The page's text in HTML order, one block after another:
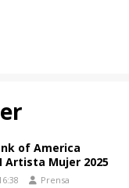
of America
Artista Mujer 2025
Prensa